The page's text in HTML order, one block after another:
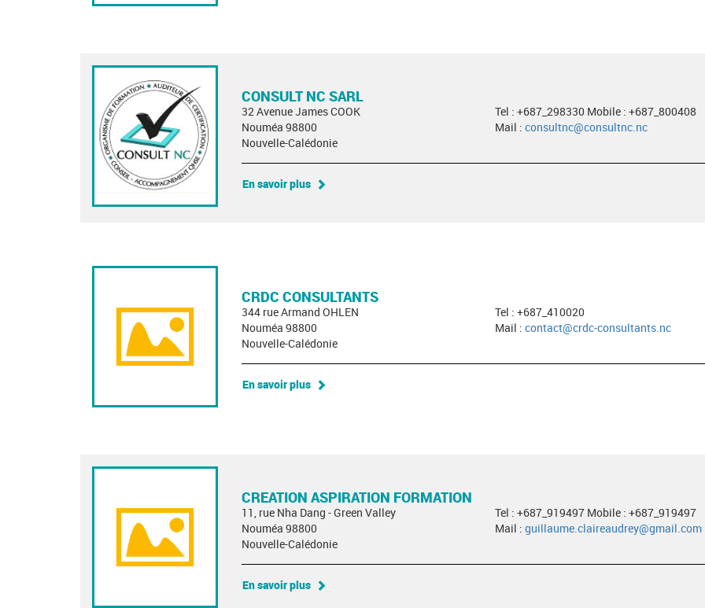
CONSULT NC SARL
32 Avenue James COOK
Nouméa 98800
Nouvelle-Calédonie
Tel : +687_298330 Mobile : +687_800408
Mail : consultnc@consultnc.nc
En savoir plus
CRDC CONSULTANTS
344 rue Armand OHLEN
Nouméa 98800
Nouvelle-Calédonie
Tel : +687_410020
Mail : contact@crdc-consultants.nc
En savoir plus
CREATION ASPIRATION FORMATION
11, rue Nha Dang - Green Valley
Nouméa 98800
Nouvelle-Calédonie
Tel : +687_919497 Mobile : +687_919497
Mail : guillaume.claireaudrey@gmail.com
En savoir plus